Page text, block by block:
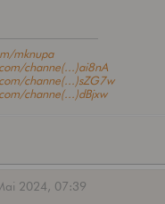
mknupa
channe(...)ai8nA
channe(...)sZG7w
channe(...)dBjxw
2024, 07:39